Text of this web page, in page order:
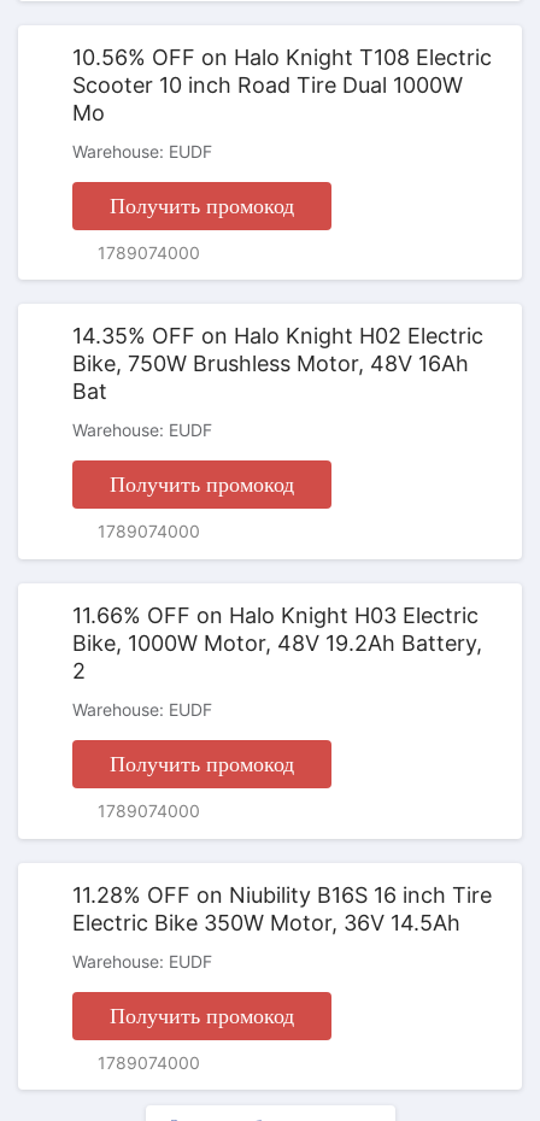
10.56% OFF on Halo Knight T108 Electric
Scooter 10 inch Road Tire Dual 1000W
Mo
Warehouse: EUDF
Получить промокод
1789074000
ПРОМОКОД
14.35% OFF on Halo Knight H02 Electric
Bike, 750W Brushless Motor, 48V 16Ah
Bat
Warehouse: EUDF
Получить промокод
1789074000
ПРОМОКОД
11.66% OFF on Halo Knight H03 Electric
Bike, 1000W Motor, 48V 19.2Ah Battery,
2
Warehouse: EUDF
Получить промокод
1789074000
ПРОМОКОД
11.28% OFF on Niubility B16S 16 inch Tire
Electric Bike 350W Motor, 36V 14.5Ah
Warehouse: EUDF
Получить промокод
1789074000